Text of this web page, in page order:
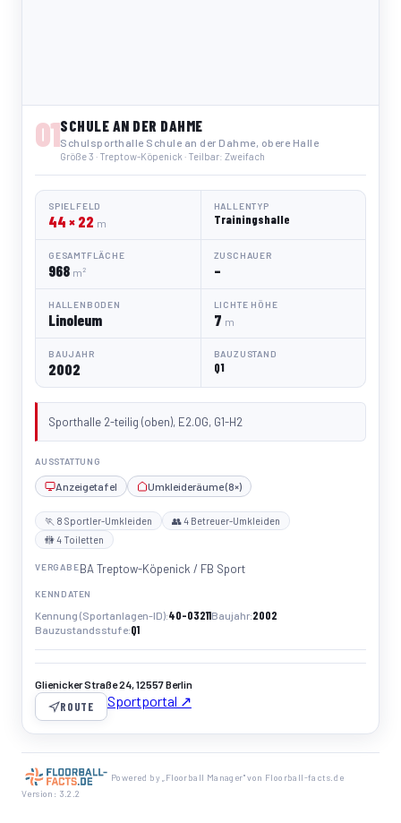
01SCHULE AN DER DAHME
Schulsporthalle Schule an der Dahme, obere Halle
Größe 3 · Treptow-Köpenick · Teilbar: Zweifach
SPIELFELD
44 × 22 m
HALLENTYP
Trainingshalle
GESAMTFLÄCHE
968 m²
ZUSCHAUER
–
HALLENBODEN
Linoleum
LICHTE HÖHE
7 m
BAUJAHR
2002
BAUZUSTAND
Q1
Sporthalle 2-teilig (oben), E2.OG, G1-H2
AUSSTATTUNG
Anzeigetafel Umkleideräume (8×)
🏃 8 Sportler-Umkleiden
👥 4 Betreuer-Umkleiden
🚻 4 Toiletten
VERGABEBA Treptow-Köpenick / FB Sport
KENNDATEN
Kennung (Sportanlagen-ID) 40-03211Baujahr 2002
Bauzustandsstufe Q1
Glienicker Straße 24, 12557 Berlin
ROUTE Sportportal ↗
Powered by „Floorball Manager" von Floorball-facts.de
Version: 3.2.2